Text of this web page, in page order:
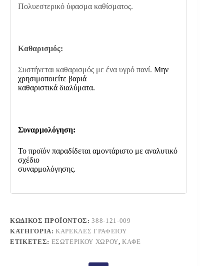
Πολυεστερικό ύφασμα καθίσματος.
Καθαρισμός:
Συστήνεται καθαρισμός με ένα υγρό πανί. Μην
χρησιμοποιείτε βαριά
καθαριστικά διαλύματα.
Συναρμολόγηση:
Το προϊόν παραδίδεται αμοντάριστο με αναλυτικό
σχέδιο
συναρμολόγησης.
ΚΩΔΙΚΌΣ ΠΡΟΪΌΝΤΟΣ:388-121-009
ΚΑΤΗΓΟΡΊΑ:ΚΑΡΈΚΛΕΣ ΓΡΑΦΕΊΟΥ
ΕΤΙΚΈΤΕΣ: ΕΣΩΤΕΡΙΚΟΎ ΧΏΡΟΥ,ΚΑΦΈ